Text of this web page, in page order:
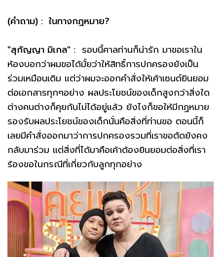
(คำถาม) : ในทางกฎหมาย?
"สุกัญญา มิเกล" : รอบนี้ศาลท่านก็น่ารัก มาขอเราใน
ห้องบอกว่าผมขอได้มั้ยว่าให้สิทธิ์การปกครองยังเป็น
ร่วมเหมือนเดิม แต่ว่าผมจะออกคำสั่งให้เค้าเซนต์ยินยอม
ต่อเอกสารทุกๆอย่าง ผลประโยชน์ของเด็กสูงกว่าสิ่งใด
ต่างคนต่างก็คุยกันไม่ได้อยู่แล้ว ยังไงก็ขอให้มีกฏหมาย
รองรับผลประโยชน์ของเด็กนั่นคือสิ่งที่ท่านขอ ตอนนี้ก็
เลยมีคำสั่งออกมาว่าการปกครองรวมที่เราขอตัดยังคง
กลับมาร่วม แต่สิ่งที่ได้มาคือเค้าต้องยินยอมต่อสิ่งที่เรา
ร้องขอในกรณีที่เกี่ยวกับลูกทุกอย่าง